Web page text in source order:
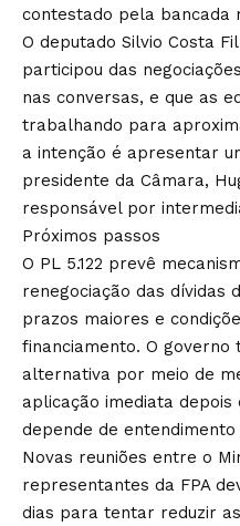
contestado pela bancada
O deputado Silvio Costa
participou das
nas conversas, e que as
trabalhando para
a intenção é apresentar
presidente da Câmara,
responsável por
Próximos passos
O PL 5.122 prevê
renegociação das dívidas
prazos maiores e
financiamento. O governo
alternativa por meio de
aplicação imediata depois
depende de
Novas reuniões entre o
representantes da FPA
dias para tentar reduzir